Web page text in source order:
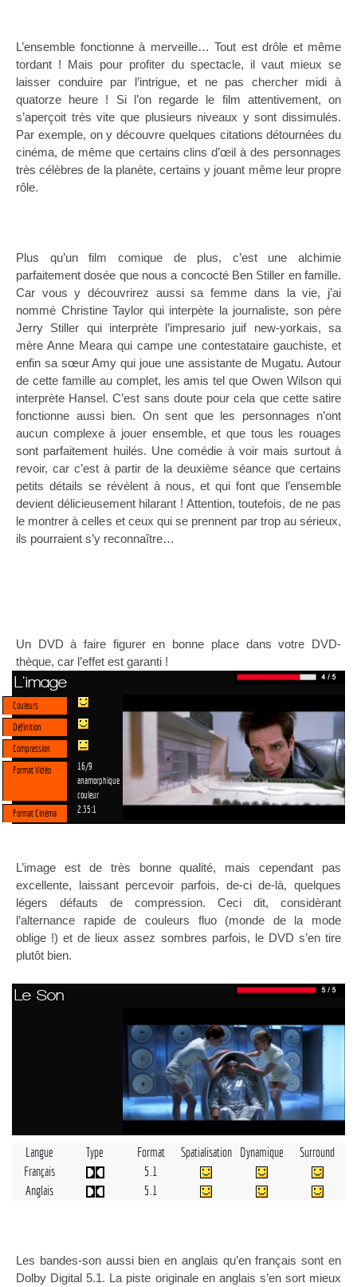
L’ensemble fonctionne à merveille… Tout est drôle et même
tordant ! Mais pour profiter du spectacle, il vaut mieux se
laisser conduire par l’intrigue, et ne pas chercher midi à
quatorze heure ! Si l’on regarde le film attentivement, on
s’aperçoit très vite que plusieurs niveaux y sont dissimulés.
Par exemple, on y découvre quelques citations détournées du
cinéma, de même que certains clins d’œil à des personnages
très célèbres de la planète, certains y jouant même leur propre
rôle.
Plus qu’un film comique de plus, c’est une alchimie
parfaitement dosée que nous a concocté Ben Stiller en famille.
Car vous y découvrirez aussi sa femme dans la vie, j’ai
nommé Christine Taylor qui interpète la journaliste, son père
Jerry Stiller qui interprète l’impresario juif new-yorkais, sa
mère Anne Meara qui campe une contestataire gauchiste, et
enfin sa sœur Amy qui joue une assistante de Mugatu. Autour
de cette famille au complet, les amis tel que Owen Wilson qui
interprète Hansel. C’est sans doute pour cela que cette satire
fonctionne aussi bien. On sent que les personnages n’ont
aucun complexe à jouer ensemble, et que tous les rouages
sont parfaitement huilés. Une comédie à voir mais surtout à
revoir, car c’est à partir de la deuxième séance que certains
petits détails se révèlent à nous, et qui font que l’ensemble
devient délicieusement hilarant ! Attention, toutefois, de ne pas
le montrer à celles et ceux qui se prennent par trop au sérieux,
ils pourraient s’y reconnaître…
Un DVD à faire figurer en bonne place dans votre DVD-
thèque, car l’effet est garanti !
L'image
Couleurs
Définition
Compression
Format Vidéo
16/9
anamorphique
couleur
Format Cinéma
2.35:1
L’image est de très bonne qualité, mais cependant pas
excellente, laissant percevoir parfois, de-ci de-là, quelques
légers défauts de compression. Ceci dit, considèrant
l’alternance rapide de couleurs fluo (monde de la mode
oblige !) et de lieux assez sombres parfois, le DVD s’en tire
plutôt bien.
Le Son
Langue Type Format Spatialisation Dynamique
Surround
Français
5.1
Anglais
5.1
Les bandes-son aussi bien en anglais qu’en français sont en
Dolby Digital 5.1. La piste originale en anglais s’en sort mieux